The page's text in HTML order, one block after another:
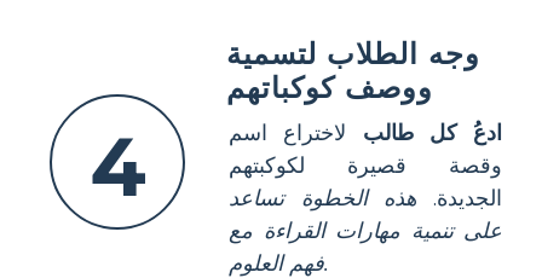
4
وجه الطلاب لتسمية
ووصف كوكباتهم
ادعُ كل طالب لاختراع اسم
وقصة قصيرة لكوكبتهم
الجديدة. هذه الخطوة تساعد
على تنمية مهارات القراءة مع
فهم العلوم.